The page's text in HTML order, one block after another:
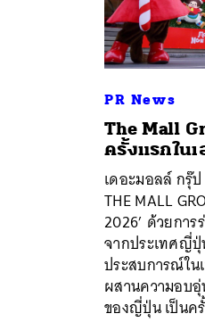
PR News
The Mall
ครั้งแรกใน
เดอะมอลล์ กรุ๊
THE MALL
2026’ ด้วยกา
จากประเทศญี่ปุ่
ประสบการณ์ใ
ผสานความอบ
ของญี่ปุ่น เป็นค